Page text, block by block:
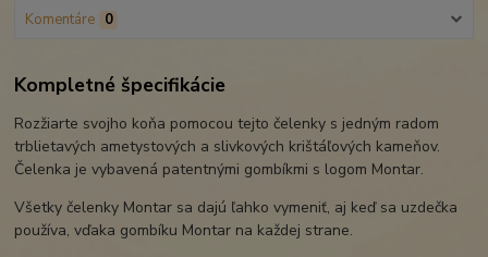
Komentáre 0
Kompletné špecifikácie
Rozžiarte svojho koňa pomocou tejto čelenky s jedným radom
trblietavých ametystových a slivkových krištáľových kameňov.
Čelenka je vybavená patentnými gombíkmi s logom Montar.
Všetky čelenky Montar sa dajú ľahko vymeniť, aj keď sa uzdečka
používa, vďaka gombíku Montar na každej strane.